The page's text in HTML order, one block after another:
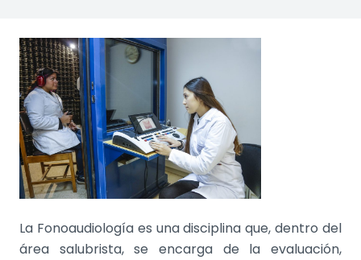
La Fonoaudiología es una disciplina que, dentro del
área salubrista, se encarga de la evaluación,